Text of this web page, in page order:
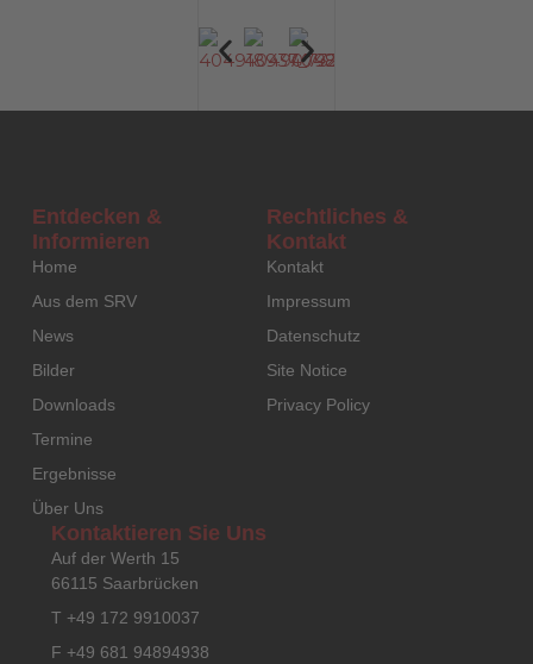
Entdecken &
Informieren
Home
Aus dem SRV
News
Bilder
Downloads
Termine
Ergebnisse
Über Uns
Rechtliches &
Kontakt
Kontakt
Impressum
Datenschutz
Site Notice
Privacy Policy
Kontaktieren Sie Uns
Auf der Werth 15
66115 Saarbrücken
T +49 172 9910037
F +49 681 94894938